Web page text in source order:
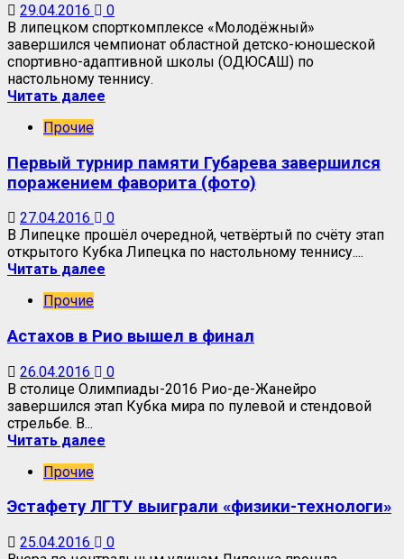
29.04.2016
0
В липецком спорткомплексе «Молодёжный»
завершился чемпионат областной детско-юношеской
спортивно-адаптивной школы (ОДЮСАШ) по
настольному теннису.
Читать далее
Прочие
Первый турнир памяти Губарева завершился
поражением фаворита (фото)
27.04.2016
0
В Липецке прошёл очередной, четвёртый по счёту этап
открытого Кубка Липецка по настольному теннису....
Читать далее
Прочие
Астахов в Рио вышел в финал
26.04.2016
0
В столице Олимпиады-2016 Рио-де-Жанейро
завершился этап Кубка мира по пулевой и стендовой
стрельбе. В...
Читать далее
Прочие
Эстафету ЛГТУ выиграли «физики-технологи»
25.04.2016
0